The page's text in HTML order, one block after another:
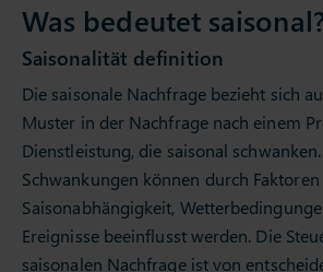
Was bedeutet
Saisonalität definition
Die saisonale Nachfrage bezieht sich
Muster in der Nachfrage nach einem
Dienstleistung, die saisonal
Schwankungen können durch
Saisonabhängigkeit,
Ereignisse beeinflusst werden. Die
saisonalen Nachfrage ist von